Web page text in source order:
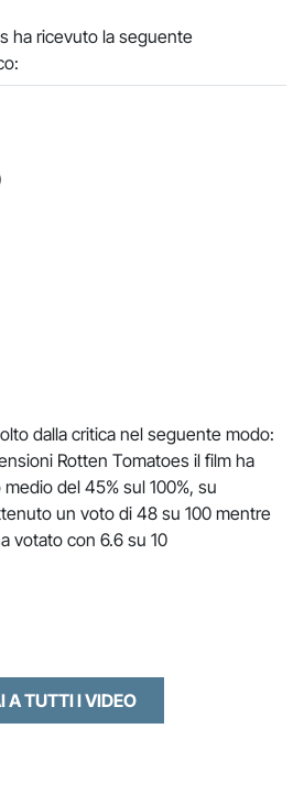
ha ricevuto la seguente
dalla critica nel seguente modo:
Rotten Tomatoes il film ha
del 45% sul 100%, su
un voto di 48 su 100 mentre
votato con 6.6 su 10
A TUTTI I VIDEO